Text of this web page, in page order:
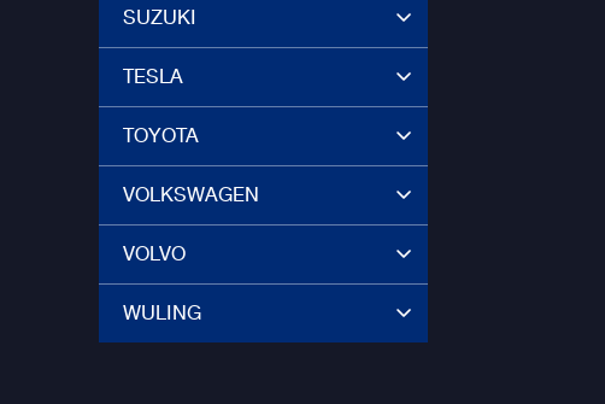
SUZUKI
TESLA
TOYOTA
VOLKSWAGEN
VOLVO
WULING